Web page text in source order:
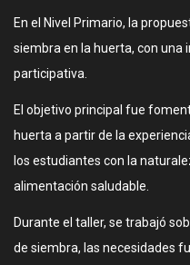
En el Nivel Primario, la
siembra en la huerta, con una
participativa.
El objetivo principal fue
huerta a partir de la
los estudiantes con la
alimentación saludable.
Durante el taller, se trabajó
de siembra, las necesidades